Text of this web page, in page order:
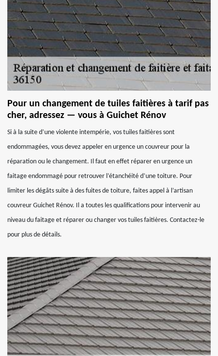
Pour un changement de tuiles faitières à tarif pas
cher, adressez — vous à Guichet Rénov
Si à la suite d’une violente intempérie, vos tuiles faitières sont
endommagées, vous devez appeler en urgence un couvreur pour la
réparation ou le changement. Il faut en effet réparer en urgence un
faitage endommagé pour retrouver l’étanchéité d’une toiture. Pour
limiter les dégâts suite à des fuites de toiture, faites appel à l’artisan
couvreur Guichet Rénov. Il a toutes les qualifications pour intervenir au
niveau du faitage et réparer ou changer vos tuiles faitières. Contactez-le
pour plus de détails.